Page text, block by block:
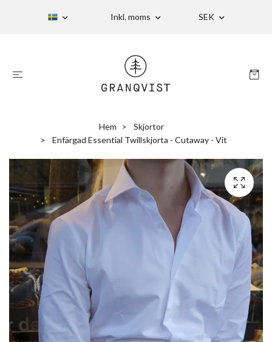
Inkl. moms SEK
Hem
Skjortor
Enfärgad Essential Twillskjorta - Cutaway - Vit